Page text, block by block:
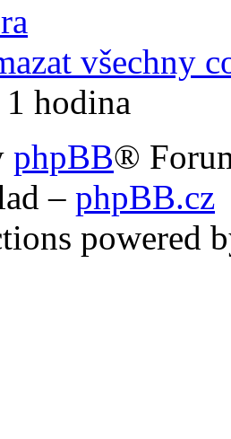
všechny
hodina
phpBB®
– phpBB.cz
powered